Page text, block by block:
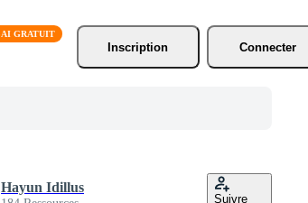
Inscription
Connecter
Hayun Idillus
Suivre